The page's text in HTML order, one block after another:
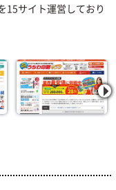
15サイト運営しており